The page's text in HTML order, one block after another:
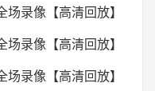
录像【高清回放】
录像【高清回放】
录像【高清回放】